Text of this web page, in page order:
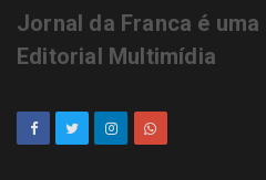
Jornal da Franca é
Editorial Multimídia